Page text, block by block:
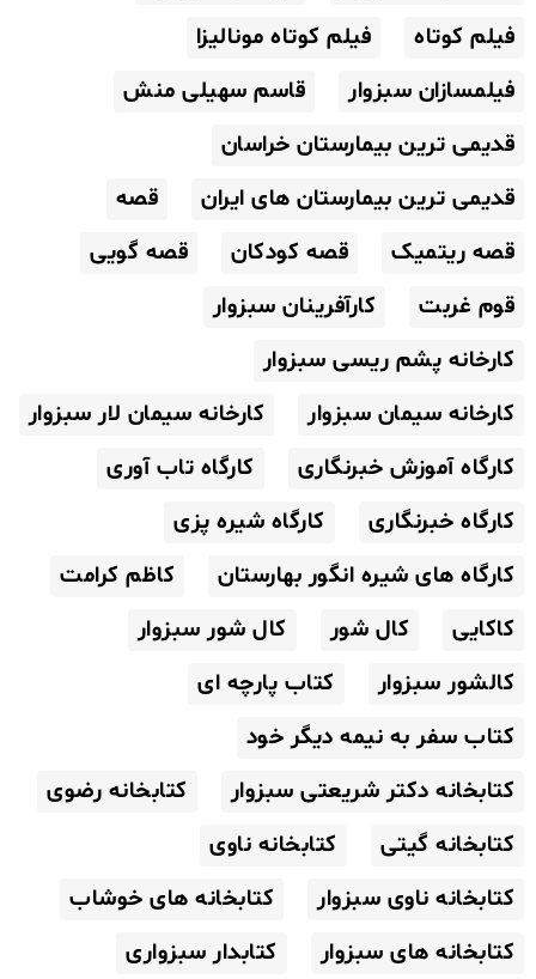
فیلم کوتاه
فیلم کوتاه مونالیزا
فیلمسازان سبزوار
قاسم سهیلی منش
قدیمی ترین بیمارستان خراسان
قدیمی ترین بیمارستان های ایران
قصه
قصه ریتمیک
قصه کودکان
قصه گویی
قوم غربت
کارآفرینان سبزوار
کارخانه پشم ریسی سبزوار
کارخانه سیمان سبزوار
کارخانه سیمان لار سبزوار
کارگاه آموزش خبرنگاری
کارگاه تاب آوری
کارگاه خبرنگاری
کارگاه شیره پزی
کارگاه های شیره انگور بهارستان
کاظم کرامت
کاکایی
کال شور
کال شور سبزوار
کالشور سبزوار
کتاب پارچه ای
کتاب سفر به نیمه دیگر خود
کتابخانه دکتر شریعتی سبزوار
کتابخانه رضوی
کتابخانه گیتی
کتابخانه ناوی
کتابخانه ناوی سبزوار
کتابخانه های خوشاب
کتابخانه های سبزوار
کتابدار سبزواری